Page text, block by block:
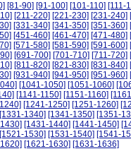
[81-90] [91-100] [101-110] [111-
[211-220] [221-230] [231-240]
[331-340] [341-350] [351-360]
[451-460] [461-470] [471-480]
[571-580] [581-590] [591-600]
[691-700] [701-710] [711-720]
[811-820] [821-830] [831-840]
[931-940] [941-950] [951-960]
[1041-1050] [1051-1060]
[1141-1150] [1151-1160]
[1241-1250] [1251-1260]
[1331-1340] [1341-1350] [1351-
[1431-1440] [1441-1450]
[1521-1530] [1531-1540] [1541-
[1621-1630] [1631-1636]